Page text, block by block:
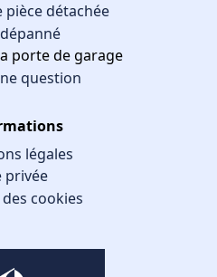
pièce détachée
porte de garage
question
légales
privée
cookies